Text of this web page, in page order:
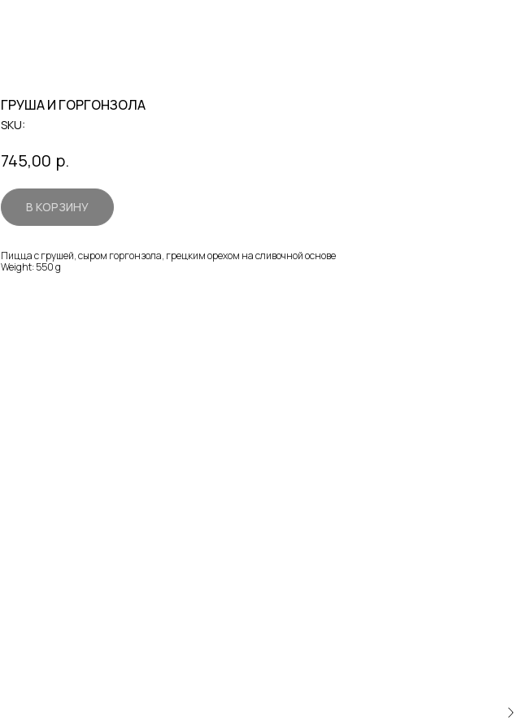
ГРУША И ГОРГОНЗОЛА
SKU:
745,00 р.
В КОРЗИНУ
Пицца с грушей, сыром горгонзола, грецким орехом на сливочной основе
Weight: 550 g